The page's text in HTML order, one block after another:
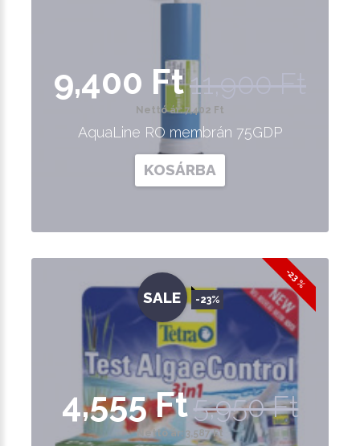
9,400 Ft11,900 Ft
Nettó ár: 7,402 Ft
AquaLine RO membrán 75GDP
KOSÁRBA
-23 %
SALE -23%
4,555 Ft5,950 Ft
Nettó ár: 3,587 Ft